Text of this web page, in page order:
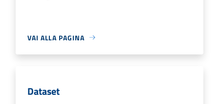
VAI ALLA PAGINA
Dataset